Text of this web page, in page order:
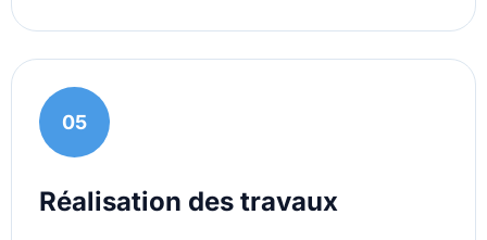
05
Réalisation des travaux